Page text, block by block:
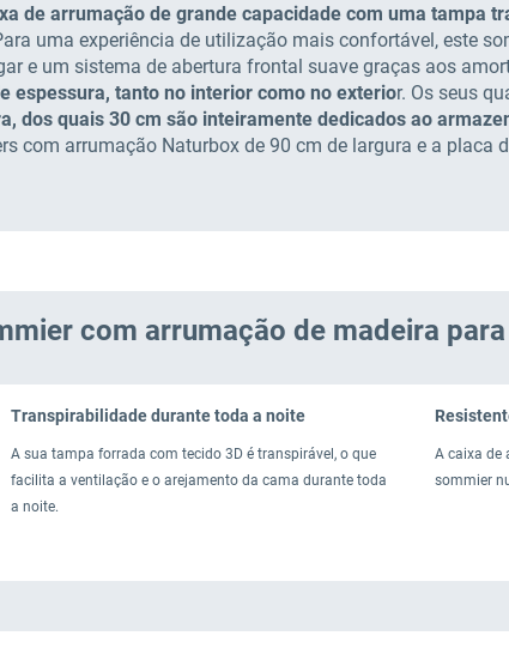
de arrumação de grande capacidade com uma tampa
uma experiência de utilização mais confortável, este
e um sistema de abertura frontal suave graças aos
espessura, tanto no interior como no exterior. Os seus
dos quais 30 cm são inteiramente dedicados ao
com arrumação Naturbox de 90 cm de largura e a placa
com arrumação de madeira
Transpirabilidade durante toda a noite
A sua tampa forrada com tecido 3D é transpirável, o que
facilita a ventilação e o arejamento da cama durante toda
a noite.
A caixa de
sommier